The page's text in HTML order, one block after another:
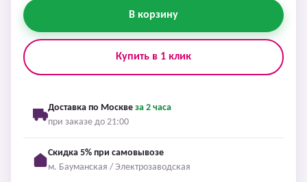
В корзину
Купить в 1 клик
Доставка по Москве за 2 часа
при заказе до 21:00
Скидка 5% при самовывозе
м. Бауманская / Электрозаводская